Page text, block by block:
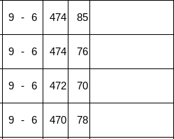
9 - 6 474 85
9 - 6 474 76
9 - 6 472 70
9 - 6 470 78